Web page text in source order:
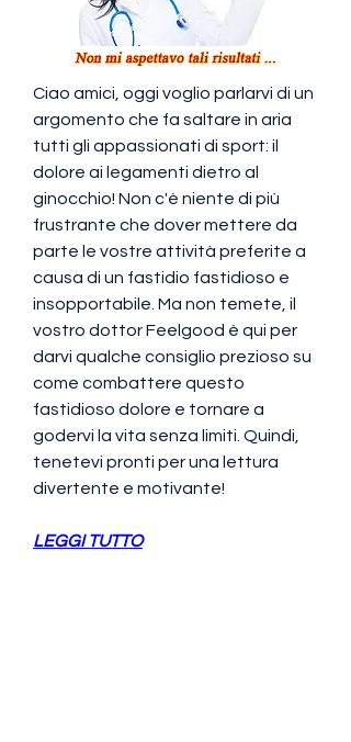
Ciao amici, oggi voglio parlarvi di un
argomento che fa saltare in aria
tutti gli appassionati di sport: il
dolore ai legamenti dietro al
ginocchio! Non c'è niente di più
frustrante che dover mettere da
parte le vostre attività preferite a
causa di un fastidio fastidioso e
insopportabile. Ma non temete, il
vostro dottor Feelgood è qui per
darvi qualche consiglio prezioso su
come combattere questo
fastidioso dolore e tornare a
godervi la vita senza limiti. Quindi,
tenetevi pronti per una lettura
divertente e motivante!
LEGGI TUTTO